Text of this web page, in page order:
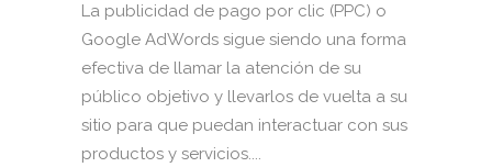
La publicidad de pago por clic (PPC) o
Google AdWords sigue siendo una forma
efectiva de llamar la atención de su
público objetivo y llevarlos de vuelta a su
sitio para que puedan interactuar con sus
productos y servicios....